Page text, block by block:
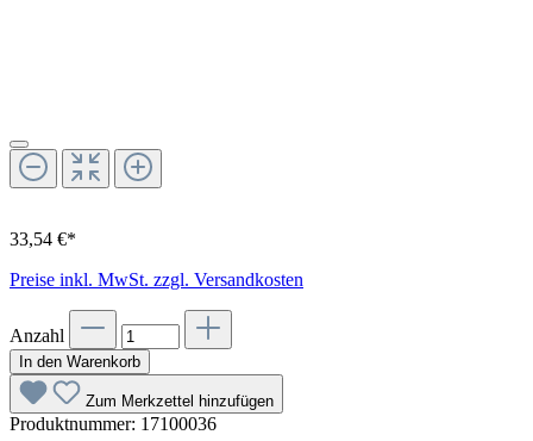
33,54 €*
Preise inkl. MwSt. zzgl. Versandkosten
Anzahl
In den Warenkorb
Zum Merkzettel hinzufügen
Produktnummer: 17100036